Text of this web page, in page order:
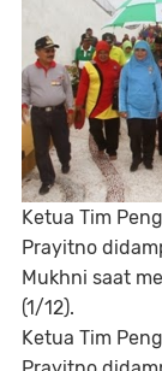
Ketua Tim
Prayitno
Mukhni saat
(1/12).
Ketua Tim